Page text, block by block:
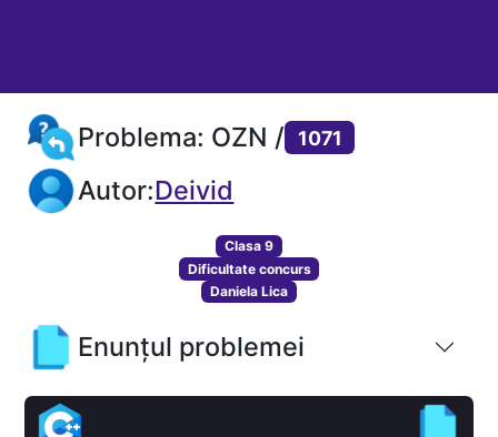
Problema: OZN / 1071
Autor:Deivid
Clasa 9
Dificultate concurs
Daniela Lica
Enunțul problemei